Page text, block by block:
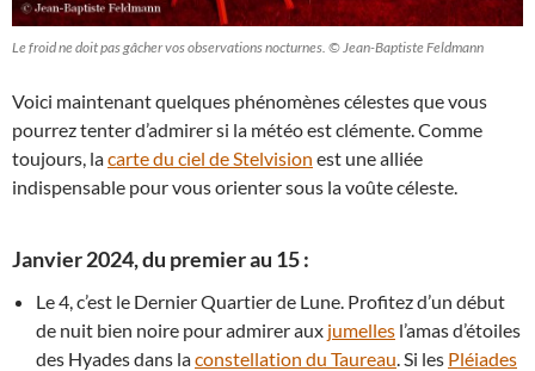
Le froid ne doit pas gâcher vos observations nocturnes. © Jean-Baptiste Feldmann
Voici maintenant quelques phénomènes célestes que vous
pourrez tenter d’admirer si la météo est clémente. Comme
toujours, lacarte du ciel de Stelvision est une alliée
indispensable pour vous orienter sous la voûte céleste.
Janvier 2024, du premier au 15 :
Le 4, c’est le Dernier Quartier de Lune. Profitez d’un début
de nuit bien noire pour admirer aux jumelles l’amas d’étoiles
des Hyades dans laconstellation du Taureau . Si les Pléiades